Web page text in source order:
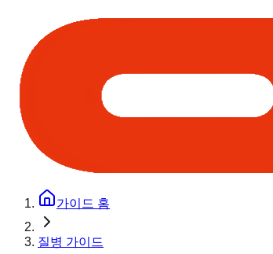
가이드 홈
질병 가이드